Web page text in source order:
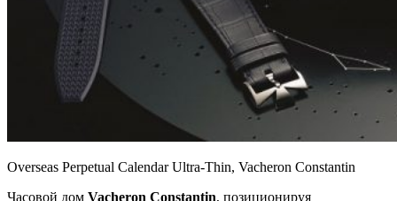
Overseas Perpetual Calendar Ultra-Thin, Vacheron Constantin
Часовой дом Vacheron Constantin, позиционируя